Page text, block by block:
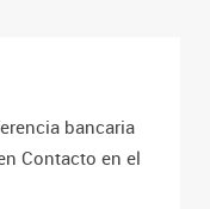
bancaria
Contacto en el